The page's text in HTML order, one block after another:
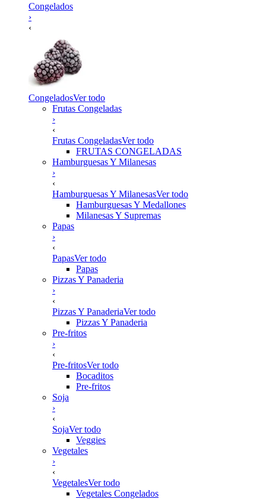
Congelados
›
‹
CongeladosVer todo
Frutas Congeladas
›
‹
Frutas CongeladasVer todo
FRUTAS CONGELADAS
Hamburguesas Y Milanesas
›
‹
Hamburguesas Y MilanesasVer todo
Hamburguesas Y Medallones
Milanesas Y Supremas
Papas
›
‹
PapasVer todo
Papas
Pizzas Y Panaderia
›
‹
Pizzas Y PanaderiaVer todo
Pizzas Y Panaderia
Pre-fritos
›
‹
Pre-fritosVer todo
Bocaditos
Pre-fritos
Soja
›
‹
SojaVer todo
Veggies
Vegetales
›
‹
VegetalesVer todo
Vegetales Congelados